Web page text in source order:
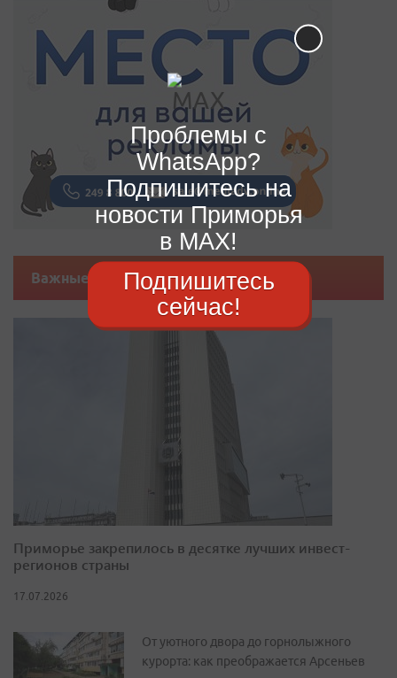
Важные новости
Приморье закрепилось в десятке лучших инвест-
регионов страны
17.07.2026
От уютного двора до горнолыжного
курорта: как преображается Арсеньев
Проблемы с
WhatsApp?
Подпишитесь на
новости Приморья
в MAX!
Подпишитесь
сейчас!